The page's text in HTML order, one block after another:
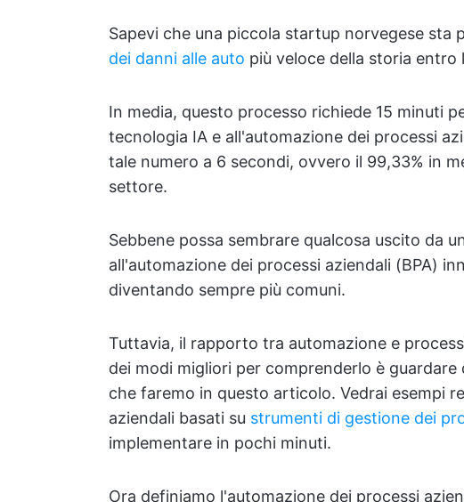
Sapevi che una piccola startup norvegese sta
dei danni alle auto più veloce della storia
In media, questo processo richiede 15 minuti
tecnologia IA e all'automazione dei processi
tale numero a 6 secondi, ovvero il 99,33% in
settore.
Sebbene possa sembrare qualcosa uscito da
all'automazione dei processi aziendali (BPA)
diventando sempre più comuni.
Tuttavia, il rapporto tra automazione e
dei modi migliori per comprenderlo è
che faremo in questo articolo. Vedrai esempi
aziendali basati su strumenti di gestione dei
implementare in pochi minuti.
Ora definiamo l'automazione dei processi